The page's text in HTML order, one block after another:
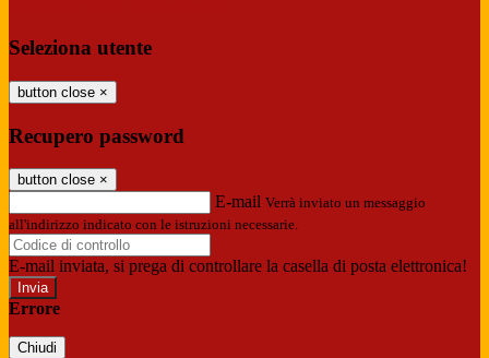
Seleziona utente
button close ×
Recupero password
button close ×
E-mail Verrà inviato un messaggio
all'indirizzo indicato con le istruzioni necessarie.
E-mail inviata, si prega di controllare la casella di posta elettronica!
Errore
Chiudi